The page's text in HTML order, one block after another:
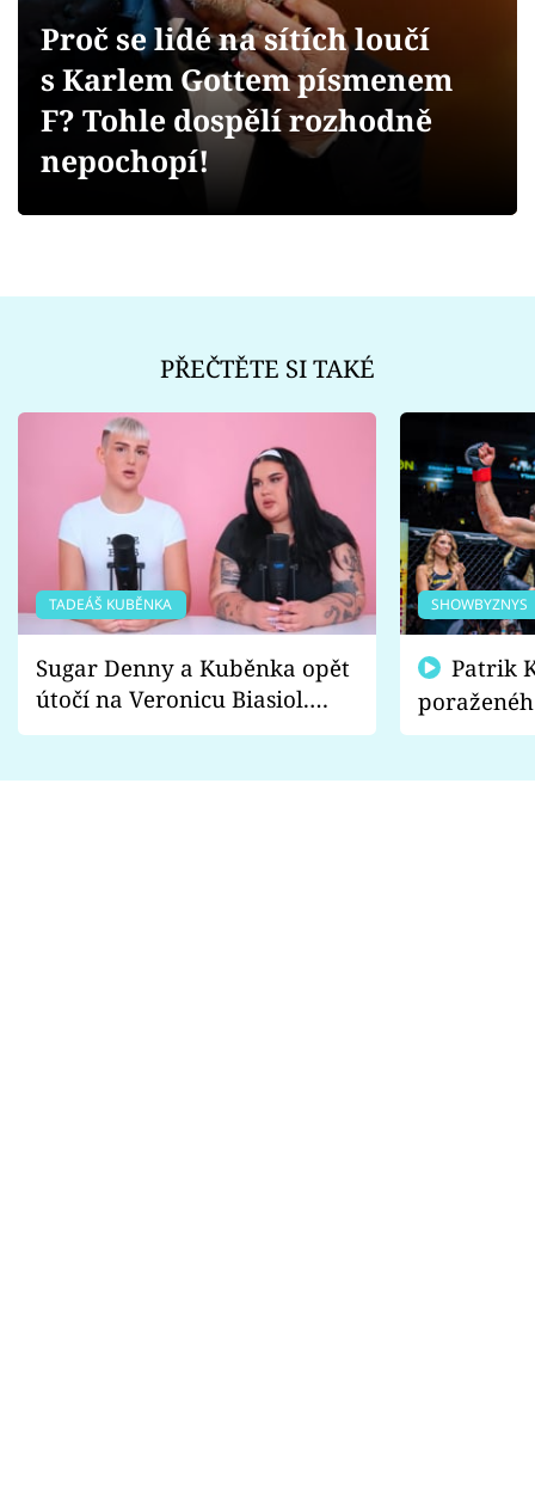
Videa
Sledujte prima+
Proč se lidé na sítích loučí
s Karlem Gottem písmenem
F? Tohle dospělí rozhodně
nepochopí!
PŘEČTĚTE SI TAKÉ
TADEÁŠ KUBĚNKA
Sugar Denny a Kuběnka opět
útočí na Veronicu Biasiol.
Proč je podle nich falešná a
SHOWBYZNYS
fanoušci